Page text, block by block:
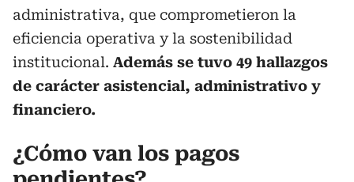
administrativa, que comprometieron la
eficiencia operativa y la sostenibilidad
institucional. Además se tuvo 49 hallazgos
de carácter asistencial, administrativo y
financiero.
¿Cómo van los pagos